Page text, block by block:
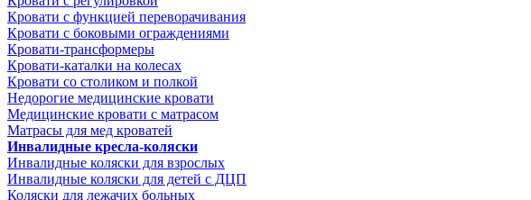
Кровати с функцией переворачивания
Кровати с боковыми ограждениями
Кровати-трансформеры
Кровати-каталки на колесах
Кровати со столиком и полкой
Недорогие медицинские кровати
Медицинские кровати с матрасом
Матрасы для мед кроватей
Инвалидные кресла-коляски
Инвалидные коляски для взрослых
Инвалидные коляски для детей с ДЦП
Коляски для лежачих больных